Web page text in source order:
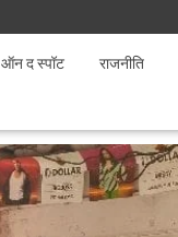
ऑन द स्पॉट राजनीति